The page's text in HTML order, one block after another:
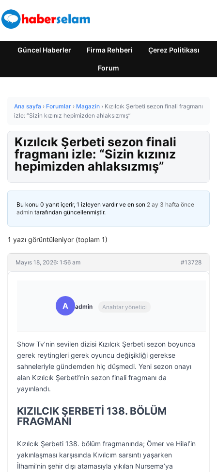
Güncel Haberler Firma Rehberi Çerez Politikası
Forum
Ana sayfa › Forumlar › Magazin › Kızılcık Şerbeti sezon finali fragmanı
izle: “Sizin kızınız hepimizden ahlaksızmış”
Kızılcık Şerbeti sezon finali
fragmanı izle: “Sizin kızınız
hepimizden ahlaksızmış”
Bu konu 0 yanıt içerir, 1 izleyen vardır ve en son 2 ay 3 hafta önce
admin tarafından güncellenmiştir.
1 yazı görüntüleniyor (toplam 1)
Mayıs 18, 2026: 1:56 am #13728
A admin Anahtar yönetici
Show Tv’nin sevilen dizisi Kızılcık Şerbeti sezon boyunca
gerek reytingleri gerek oyuncu değişikliği gerekse
sahneleriyle gündemden hiç düşmedi. Yeni sezon onayı
alan Kızılcık Şerbeti’nin sezon finali fragmanı da
yayınlandı.
KIZILCIK ŞERBETİ 138. BÖLÜM
FRAGMANI
Kızılcık Şerbeti 138. bölüm fragmanında; Ömer ve Hilal’in
yakınlaşması karşısında Kıvılcım sarsıntı yaşarken
İlhami’nin şehir dışı atamasıyla yıkılan Nursema’ya